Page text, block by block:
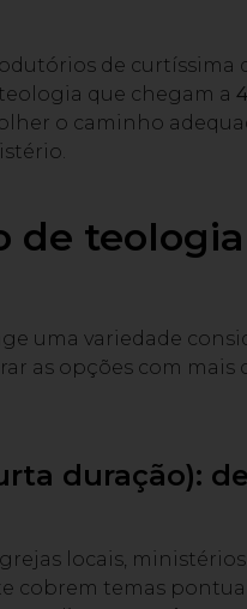
de
que chegam a
o caminho
de
uma variedade
as opções com mais
duração):
locais,
cobrem temas